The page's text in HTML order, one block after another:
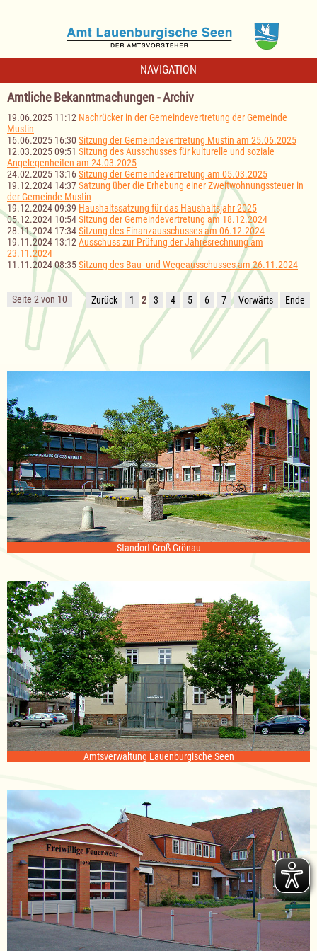
NAVIGATION
Amtliche Bekanntmachungen - Archiv
19.06.2025 11:12 Nachrücker in der Gemeindevertretung der Gemeinde
Mustin
16.06.2025 16:30 Sitzung der Gemeindevertretung Mustin am 25.06.2025
12.03.2025 09:51 Sitzung des Ausschusses für kulturelle und soziale
Angelegenheiten am 24.03.2025
24.02.2025 13:16Sitzung der Gemeindevertretung am 05.03.2025
19.12.2024 14:37Satzung über die Erhebung einer Zweitwohnungssteuer in
der Gemeinde Mustin
19.12.2024 09:39 Haushaltssatzung für das Haushaltsjahr 2025
05.12.2024 10:54Sitzung der Gemeindevertretung am 18.12.2024
28.11.2024 17:34Sitzung des Finanzausschusses am 06.12.2024
19.11.2024 13:12 Ausschuss zur Prüfung der Jahresrechnung am
23.11.2024
11.11.2024 08:35Sitzung des Bau- und Wegeausschusses am 26.11.2024
Seite 2 von 10 Zurück 1 2 3 4 5 6 7 Vorwärts Ende
Standort Groß Grönau
Amtsverwaltung Lauenburgische Seen